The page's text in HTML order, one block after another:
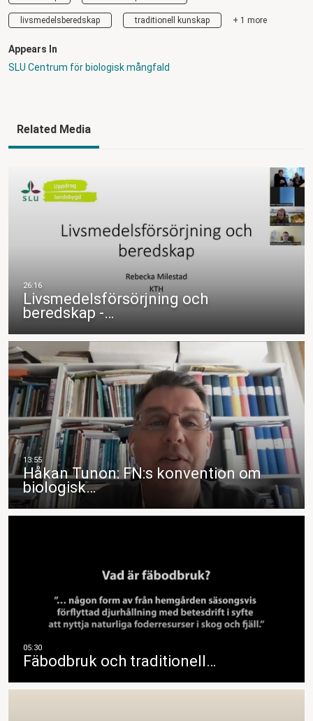
livsmedelsberedskap traditionell kunskap + 1 more
Appears In
SLU Centrum för biologisk mångfald
Related Media
Livsmedelsförsörjning och
beredskap -…
Håkan Tunon: FN:s konvention om
biologisk…
Fäbodbruk och traditionell…